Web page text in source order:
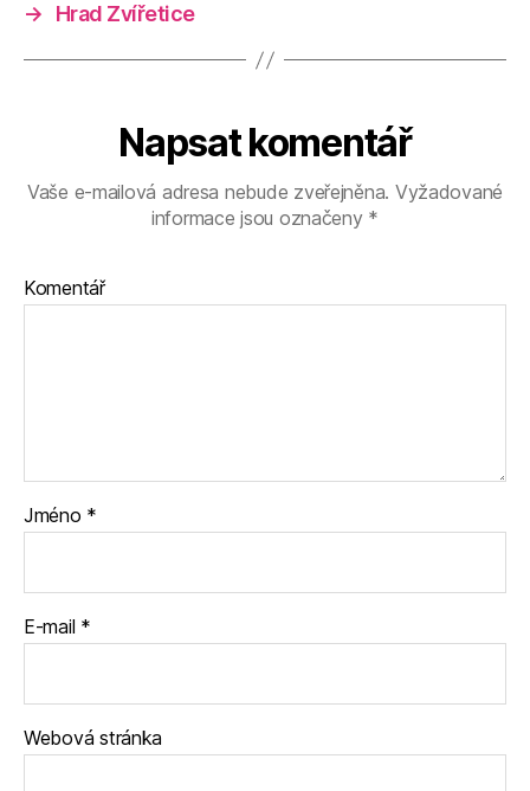
→
Hrad Zvířetice
Napsat komentář
Vaše e-mailová adresa nebude zveřejněna. Vyžadované
informace jsou označeny *
Komentář
Jméno *
E-mail *
Webová stránka